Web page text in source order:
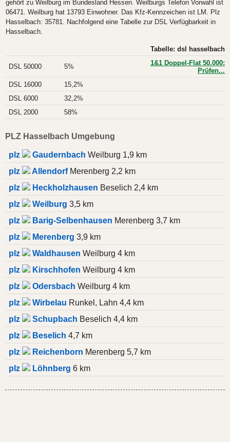
gehört zu Weilburg im Bundesland Hessen. Weilburgs Telefon Vorwahl ist
06471. Weilburg hat 13793 Einwohner. Das Kfz-Kennzeichen ist LM. Plz
Hasselbach: 35781. Nachfolgend eine Tabelle zur DSL Verfügbarkeit in
Hasselbach.
Tabelle: dsl hasselbach
DSL 50000 5%
1&1 Doppel-Flat 50.000:
Prüfen...
DSL 16000
15,2%
DSL 6000
32,2%
DSL 2000
58%
PLZ Hasselbach Umgebung
plz Gaudernbach Weilburg 1,9 km
plz
AllendorfMerenberg 2,2 km
plz
Heckholzhausen Beselich 2,4 km
plz
Weilburg 3,5 km
plz
Barig-Selbenhausen Merenberg 3,7 km
plz
Merenberg 3,9 km
plz
Waldhausen Weilburg 4 km
plz
Kirschhofen Weilburg 4 km
plz
Odersbach Weilburg 4 km
plz
Wirbelau Runkel, Lahn 4,4 km
plz
Schupbach Beselich 4,4 km
plz
Beselich 4,7 km
plz
Reichenborn Merenberg 5,7 km
plz
Löhnberg 6 km